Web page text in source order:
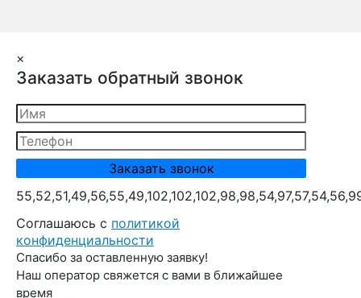
×
Заказать обратный звонок
Cоглашаюсь с политикой
конфиденциальности
Спасибо за оставленную заявку!
Наш оператор свяжется с вами в ближайшее
время